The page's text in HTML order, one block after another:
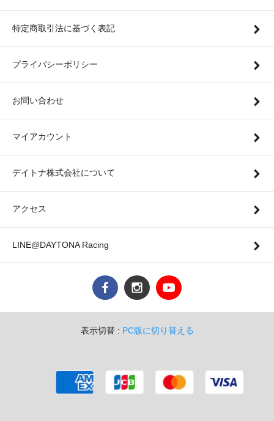
特定商取引法に基づく表記
プライバシーポリシー
お問い合わせ
マイアカウント
デイトナ株式会社について
アクセス
LINE@DAYTONA Racing
表示切替 : PC版に切り替える